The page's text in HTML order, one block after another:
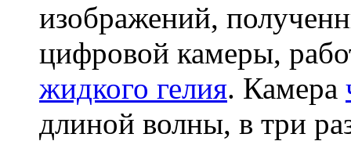
изображений,
цифровой камеры,
жидкого гелия. Камера
длиной волны, в три